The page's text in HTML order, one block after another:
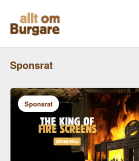
innehåll
Sponsrat
Sponsrat